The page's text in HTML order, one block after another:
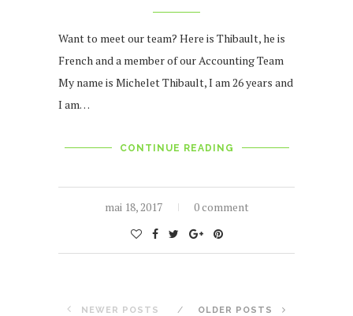
Want to meet our team? Here is Thibault, he is
French and a member of our Accounting Team
My name is Michelet Thibault, I am 26 years and
I am…
CONTINUE READING
mai 18, 2017 0 comment
NEWER POSTS OLDER POSTS